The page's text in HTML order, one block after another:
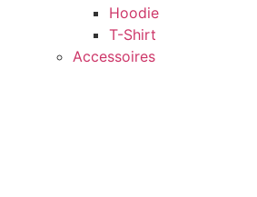
Hoodie
T-Shirt
Accessoires